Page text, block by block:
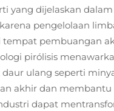
yang dijelaskan
pengelolaan
tempat pembuangan
pirólisis
ulang seperti
akhir dan
dapat